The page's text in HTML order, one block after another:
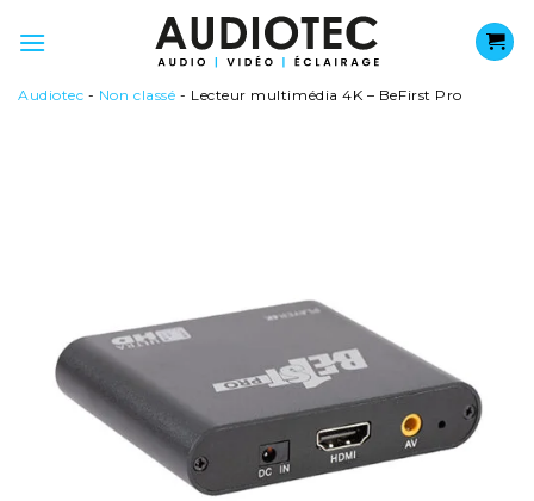
au
Audiotec - Non classé - Lecteur multimédia 4K – BeFirst Pro